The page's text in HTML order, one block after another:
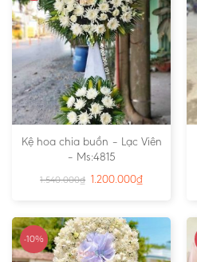
Kệ hoa chia buồn – Lạc Viên
– Ms:4815
1.540.000₫ 1.200.000₫
-10%